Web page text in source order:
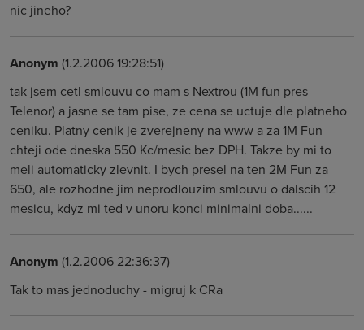
nic jineho?
Anonym (1.2.2006 19:28:51)
tak jsem cetl smlouvu co mam s Nextrou (1M fun pres
Telenor) a jasne se tam pise, ze cena se uctuje dle platneho
ceniku. Platny cenik je zverejneny na www a za 1M Fun
chteji ode dneska 550 Kc/mesic bez DPH. Takze by mi to
meli automaticky zlevnit. I bych presel na ten 2M Fun za
650, ale rozhodne jim neprodlouzim smlouvu o dalscih 12
mesicu, kdyz mi ted v unoru konci minimalni doba......
Anonym (1.2.2006 22:36:37)
Tak to mas jednoduchy - migruj k CRa